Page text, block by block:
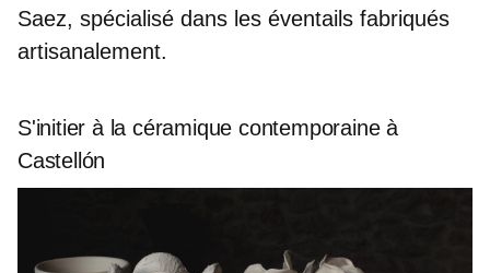
Saez, spécialisé dans les éventails fabriqués
artisanalement.
S'initier à la céramique contemporaine à
Castellón